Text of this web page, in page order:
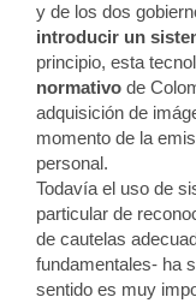
y de los dos
introducir un
principio, esta
normativo de
adquisición de
momento de la
personal.
Todavía el uso de
particular de
de cautelas
fundamentales- ha
sentido es muy